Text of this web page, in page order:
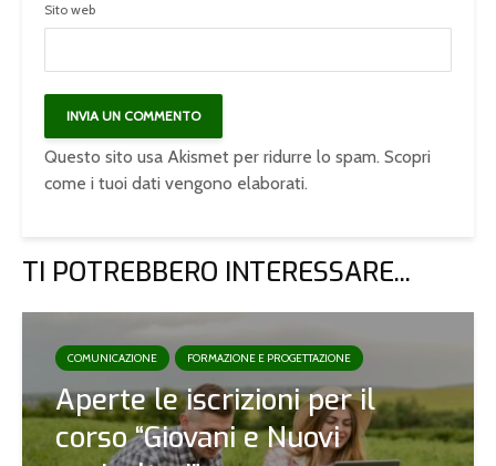
Sito web
Questo sito usa Akismet per ridurre lo spam. Scopri
come i tuoi dati vengono elaborati.
TI POTREBBERO INTERESSARE...
COMUNICAZIONE FORMAZIONE E PROGETTAZIONE
Aperte le iscrizioni per il
corso “Giovani e Nuovi